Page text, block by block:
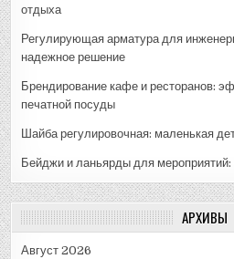
отдыха
Регулирующая арматура для
надежное решение
Брендирование кафе и ресторанов:
печатной посуды
Шайба регулировочная: маленькая
Бейджи и ланьярды для мероприятий:
АРХИВЫ
Август 2026